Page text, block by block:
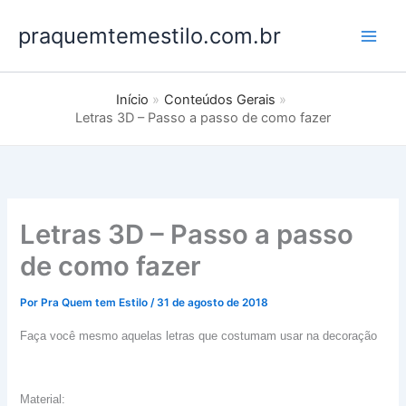
para
conteúdo
praquemtemestilo.com.br
Início
Conteúdos Gerais
Letras 3D – Passo a passo de como fazer
Letras 3D – Passo a passo
de como fazer
Por Pra Quem tem Estilo/31 de agosto de 2018
Faça você mesmo aquelas letras que costumam usar na decoração
Material: